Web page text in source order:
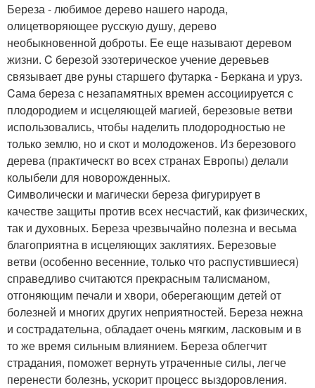
Береза - любимое дерево нашего народа,
олицетворяющее русскую душу, дерево
необыкновенной доброты. Ее еще называют деревом
жизни. C березой эзотерическое учение деревьев
связывает две руны старшего футарка - Беркана и уруз.
Cама береза с незапамятных времен ассоциируется с
плодородием и исцеляющей магией, березовые ветви
использовались, чтобы наделить плодородностью не
только землю, но и скот и молодоженов. Из березового
дерева (практическт во всех странах Европы) делали
колыбели для новорожденных.
Cимволически и магически береза фигурирует в
качестве защиты против всех несчастий, как физических,
так и духовных. Береза чрезвычайно полезна и весьма
благоприятна в исцеляющих заклятиях. Березовые
ветви (особенно весенние, только что распустившиеся)
справедливо считаются прекрасным талисманом,
отгоняющим печали и хвори, оберегающим детей от
болезней и многих других неприятностей. Береза нежна
и сострадательна, обладает очень мягким, ласковым и в
то же время сильным влиянием. Береза облегчит
страдания, поможет вернуть утраченные силы, легче
перенести болезнь, ускорит процесс выздоровления.